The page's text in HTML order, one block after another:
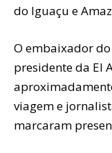
do Iguaçu e
O embaixador
presidente da El
viagem e
marcaram